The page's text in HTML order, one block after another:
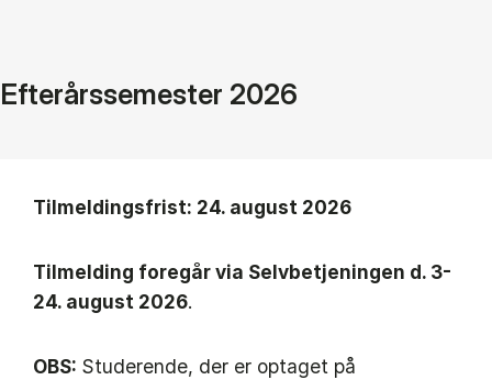
Efterårssemester 2026
Tilmeldingsfrist: 24. august 2026
Tilmelding foregår via Selvbetjeningen d. 3-
24. august 2026.
OBS: Studerende, der er optaget på